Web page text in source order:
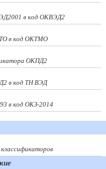
в код ОКВЭД2
в код ОКТМО
ОКПД2
в код ТН ВЭД
в код ОКЗ-2014